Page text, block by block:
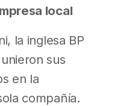
local
la inglesa BP
sus
en la
compañía.